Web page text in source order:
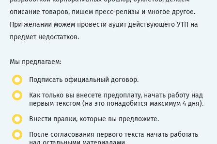
описание товаров, пишем пресс-релизы и многое другое.
При желании можем провести аудит действующего УТП на
предмет недостатков.
Мы предлагаем:
Подписать официальный договор.
Как только вы внесете предоплату, начать работу над
первым текстом (на это понадобится максимум 4 дня).
Внести правки, которые вы предложите.
После согласования первого текста начать работать